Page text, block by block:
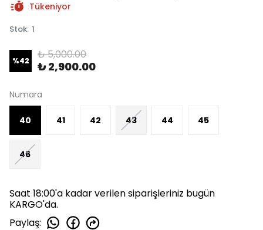
Tükeniyor
Stok: 1
%42 ₺ 5,000.00
₺ 2,900.00
Numara
40 41 42 43 44 45
46
Saat 18:00'a kadar verilen siparişleriniz bugün
KARGO'da.
Paylaş: